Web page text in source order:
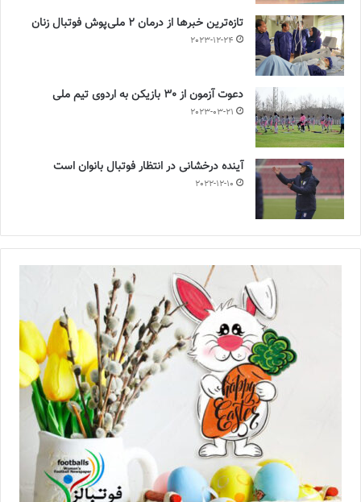
تازه‌ترین خبرها از درمان ۲ ملی‌پوش فوتبال زنان
2023-12-24
دعوت آزمون از 30 بازیکن به اردوی تیم ملی
2023-03-21
آینده درخشانی در انتظار فوتبال بانوان است
2022-12-10